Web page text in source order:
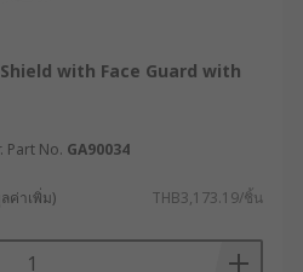
แต่ละแบบมีการพัฒนาขึ้น
แตกต่างกันออกไป ที่พบได้
(Headband Face
นิยม ใช้งานง่าย สวมได้
ม่ต้องใช้อุปกรณ์เสริม
ได้
with Face Guard with
Part No. GA90034
ค่าเพิ่ม) THB3,173.19/ชิ้น